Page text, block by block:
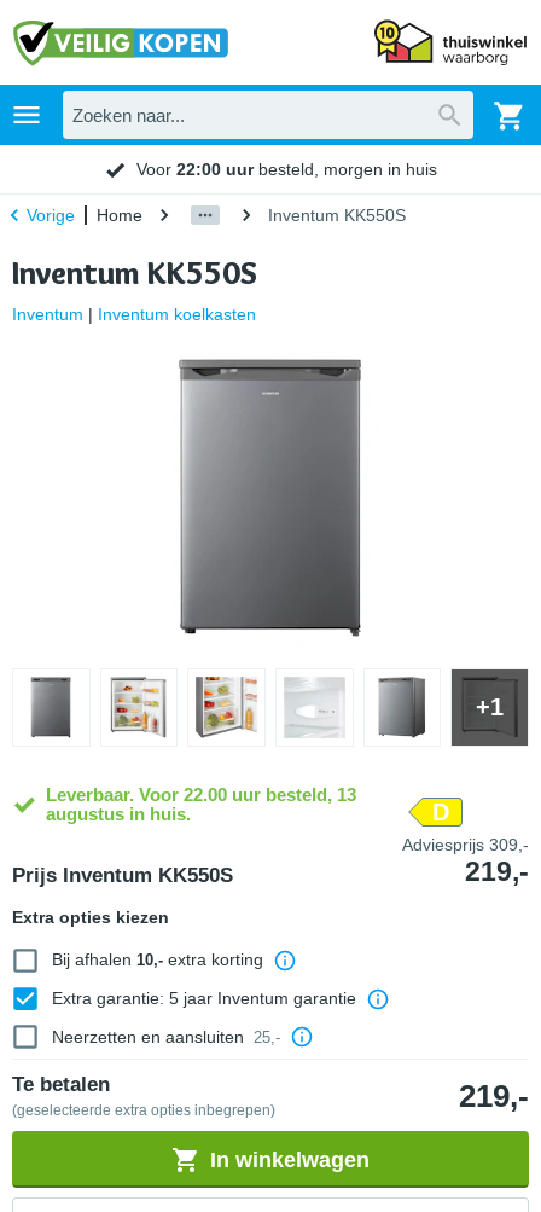
Voor 22:00 uurbesteld, morgen in huis
Vorige Home Inventum KK550S
Inventum KK550S
Inventum | Inventum koelkasten
+1
Leverbaar. Voor 22.00 uur besteld, 13
augustus in huis.
D
Prijs Inventum KK550S
Adviesprijs 309,-
219,-
Extra opties kiezen
Bij afhalen 10,-extra korting
Extra garantie: 5 jaar Inventum garantie
Neerzetten en aansluiten
25,-
Te betalen
(geselecteerde extra opties inbegrepen) 219,-
In winkelwagen